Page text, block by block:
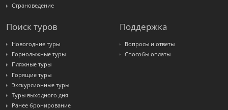
Страноведение
Поиск туров
Новогодние туры
Горнолыжные туры
Пляжные туры
Горящие туры
Экскурсионные туры
Туры выходного дня
Ранее бронирование
Поддержка
Вопросы и ответы
Способы оплаты